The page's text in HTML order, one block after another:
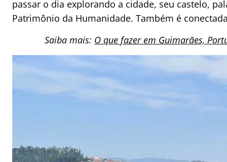
passar o dia explorando a cidade, seu castelo,
Patrimônio da Humanidade. Também é
Saiba mais: O que fazer em Guimarães,